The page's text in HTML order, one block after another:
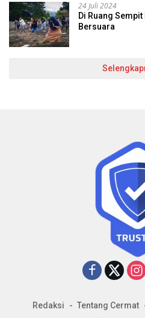
24 Juli 2024
Di Ruang
Bersuara
Redaksi Tentang Cermat